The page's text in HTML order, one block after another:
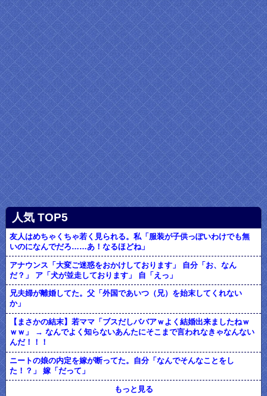
人気 TOP5
友人はめちゃくちゃ若く見られる。私「服装が子供っぽいわけでも無
いのになんでだろ……あ！なるほどね」
アナウンス「大変ご迷惑をおかけしております」 自分「お、なん
だ？」 ア「犬が並走しております」 自「えっ」
兄夫婦が離婚してた。父「外国であいつ（兄）を始末してくれない
か」
【まさかの結末】若ママ「ブスだしババアｗよく結婚出来ましたねｗ
ｗｗ」 → なんでよく知らないあんたにそこまで言われなきゃなんない
んだ！！！
ニートの娘の内定を嫁が断ってた。自分「なんでそんなことをし
た！？」 嫁「だって」
もっと見る